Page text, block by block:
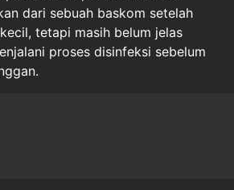
dari sebuah baskom setelah
tetapi masih belum jelas
proses disinfeksi sebelum